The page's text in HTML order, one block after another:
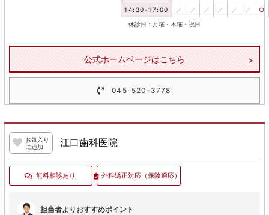
14:30-17:00 ／ ／ ／ ／ ／ ／ ○
休診日：月曜・木曜・祝日
公式ホームページはこちら
045-520-3778
お気入り
に追加
江口歯科医院
無料相談あり 外科矯正対応（保険適応）
担当者よりおすすめポイント